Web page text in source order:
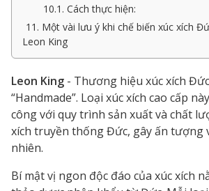
10.1. Cách thực hiện:
11. Một vài lưu ý khi chế biến xúc xích
Leon King
Leon King - Thương hiệu xúc xích
“Handmade”. Loại xúc xích cao cấp
công với quy trình sản xuất và chất
xích truyền thống Đức, gây ấn tượng
nhiên.
Bí mật vị ngon độc đáo của xúc xích